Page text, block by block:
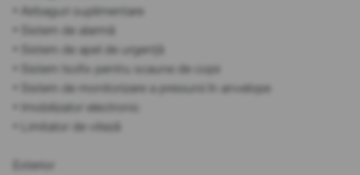
• Airbaguri suplimentare
• Sistem de alarmă
• Sistem de apel de urgență
• Sistem Isofix pentru scaune de copii
• Sistem de monitorizare a presiunii în anvelope
• Imobilizator electronic
• Limitator de viteză
Exterior